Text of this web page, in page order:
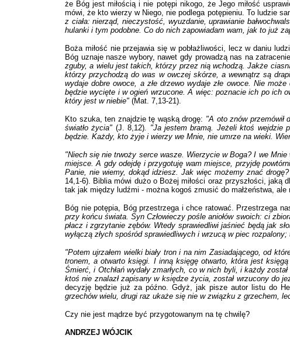
że Bóg jest miłością i nie potępi nikogo, że Jego miłość
mówi, że kto wierzy w Niego, nie podlega potępieniu. To ludzie
z ciała: nierząd, nieczystość, wyuzdanie, uprawianie
hulanki i tym podobne. Co do nich zapowiadam wam, jak to już
Boża miłość nie przejawia się w pobłażliwości, lecz w daniu
Bóg uznaje nasze wybory, nawet gdy prowadzą nas na
zguby, a wielu jest takich, którzy przez nią wchodzą. Jakże
którzy przychodzą do was w owczej skórze, a wewnątrz są
wydaje dobre owoce, a złe drzewo wydaje złe owoce. Nie
będzie wycięte i w ogień wrzucone. A więc: poznacie ich po ich
który jest w niebie" (Mat. 7,13-21).
Kto szuka, ten znajdzie tę wąską drogę: "A oto znów przemówił
światło życia" (J. 8,12) . "Ja jestem bramą. Jeżeli ktoś wejdzie
będzie. Każdy, kto żyje i wierzy we Mnie, nie umrze na wieki.
"Niech się nie trwoży serce wasze. Wierzycie w Boga? I we
miejsce. A gdy odejdę i przygotuję wam miejsce, przyjdę
Panie, nie wiemy, dokąd idziesz. Jak więc możemy znać
14,1-6). Biblia mówi dużo o Bożej miłości oraz przyszłości,
tak jak między ludźmi - można kogoś zmusić do małżeństwa, ale
Bóg nie potępia, Bóg przestrzega i chce ratować. Przestrzega
przy końcu świata. Syn Człowieczy pośle aniołów swoich: ci
płacz i zgrzytanie zębów. Wtedy sprawiedliwi jaśnieć będą jak
wyłączą złych spośród sprawiedliwych i wrzucą w piec
"Potem ujrzałem wielki biały tron i na nim Zasiadającego, od
tronem, a otwarto księgi. I inną księgę otwarto, która jest
Śmierć, i Otchłań wydały zmarłych, co w nich byli, i każdy
ktoś nie znalazł zapisany w księdze życia, został wrzucony do
decyzję będzie już za późno. Gdyż, jak pisze autor listu do
grzechów wielu, drugi raz ukaże się nie w związku z grzechem,
Czy nie jest mądrze być przygotowanym na tę chwilę?
ANDRZEJ WÓJCIK